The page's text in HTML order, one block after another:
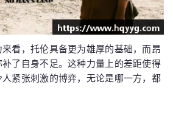
看，托伦具备更为雄厚的基础，而昂
了自身不足。这种力量上的差距使得
紧张刺激的博弈，无论是哪一方，都